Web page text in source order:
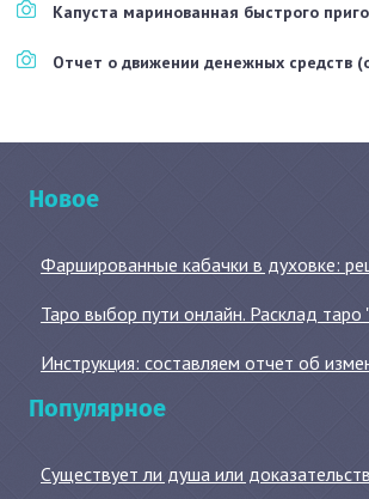
Капуста маринованная быстрого
Отчет о движении денежных средств
Новое
Фаршированные кабачки в духовке:
Таро выбор пути онлайн. Расклад
Инструкция: составляем отчет об
Популярное
Существует ли душа или